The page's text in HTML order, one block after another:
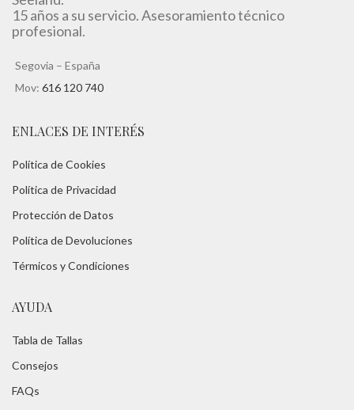
15 años a su servicio. Asesoramiento técnico
profesional.
Segovia – España
Mov: 616 120 740
ENLACES DE INTERÉS
Política de Cookies
Política de Privacidad
Protección de Datos
Política de Devoluciones
Térmicos y Condiciones
AYUDA
Tabla de Tallas
Consejos
FAQs